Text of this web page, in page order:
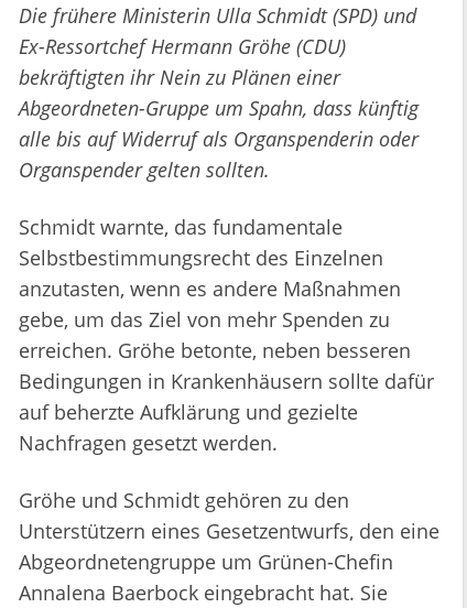
Die frühere Ministerin Ulla Schmidt (SPD) und
Ex-Ressortchef Hermann Gröhe (CDU)
bekräftigten ihr Nein zu Plänen einer
Abgeordneten-Gruppe um Spahn, dass künftig
alle bis auf Widerruf als Organspenderin oder
Organspender gelten sollten.
Schmidt warnte, das fundamentale
Selbstbestimmungsrecht des Einzelnen
anzutasten, wenn es andere Maßnahmen
gebe, um das Ziel von mehr Spenden zu
erreichen. Gröhe betonte, neben besseren
Bedingungen in Krankenhäusern sollte dafür
auf beherzte Aufklärung und gezielte
Nachfragen gesetzt werden.
Gröhe und Schmidt gehören zu den
Unterstützern eines Gesetzentwurfs, den eine
Abgeordnetengruppe um Grünen-Chefin
Annalena Baerbock eingebracht hat. Sie